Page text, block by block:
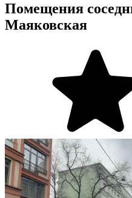
Помещения
Маяковская